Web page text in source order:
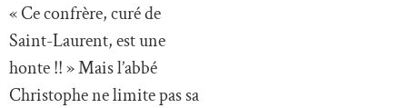
« Ce confrère, curé de
Saint-Laurent, est une
honte !! » Mais l’abbé
Christophe ne limite pas sa